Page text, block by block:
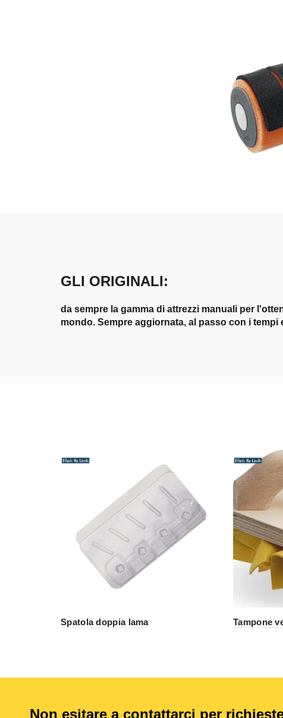
GLI ORIGINALI:
da sempre la gamma di attrezzi manuali per
mondo. Sempre aggiornata, al passo con i
Spatola doppia lama Tampone
Non esitare a contattarci per